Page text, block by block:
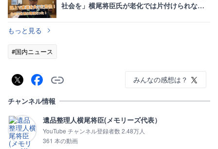
社会を」横尾将臣氏が老化では片付けられない
もっと見る
#国内ニュース
みんなの感想は？
チャンネル情報
遺品整理人横尾将臣(メモリーズ代表）
YouTube チャンネル登録者数 2.48万人
361 本の動画